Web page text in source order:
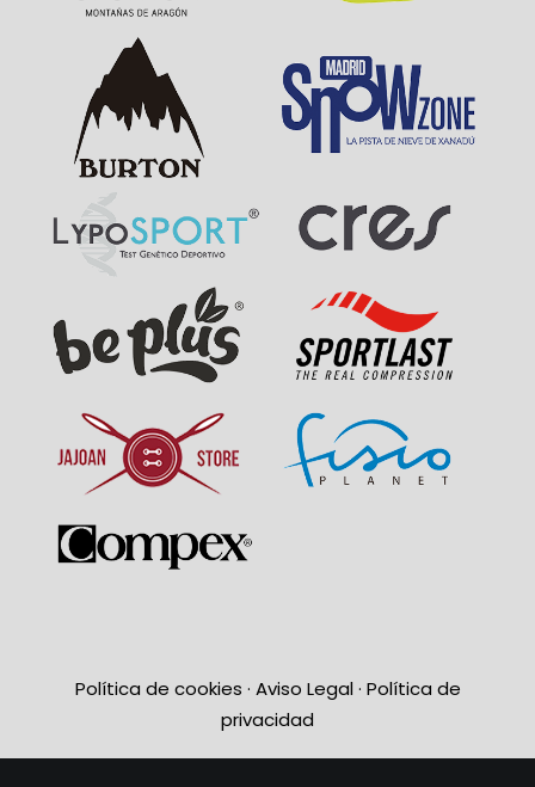
Política de cookies · Aviso Legal· Política de
privacidad